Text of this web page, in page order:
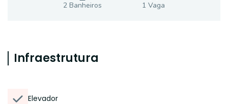
2 Banheiros 1 Vaga
Infraestrutura
Elevador